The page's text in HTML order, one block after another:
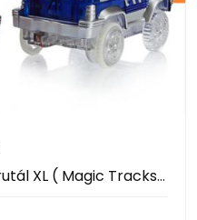
Mágikus autó, 5 LED-es Brutál XL ( Magic Tracks 5 LED-es Brutál XL Size )